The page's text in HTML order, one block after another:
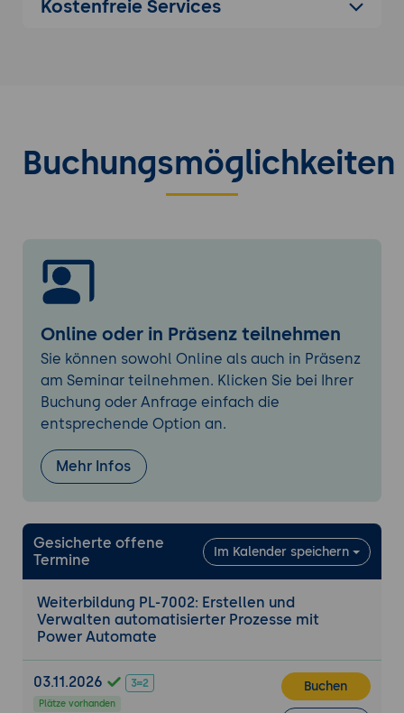
Kostenfreie Services
Buchungsmöglichkeiten
Online oder in Präsenz teilnehmen
Sie können sowohl Online als auch in Präsenz
am Seminar teilnehmen. Klicken Sie bei Ihrer
Buchung oder Anfrage einfach die
entsprechende Option an.
Mehr Infos
Gesicherte offene
Termine
Im Kalender speichern
Weiterbildung PL-7002: Erstellen und
Verwalten automatisierter Prozesse mit
Power Automate
03.11.2026
Plätze vorhanden
Buchen